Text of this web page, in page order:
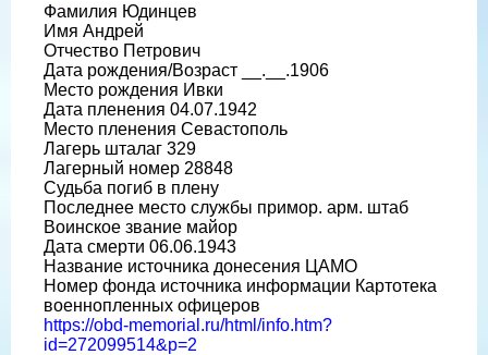
Фамилия Юдинцев
Имя Андрей
Отчество Петрович
Дата рождения/Возраст __.__.1906
Место рождения Ивки
Дата пленения 04.07.1942
Место пленения Севастополь
Лагерь шталаг 329
Лагерный номер 28848
Судьба погиб в плену
Последнее место службы примор. арм. штаб
Воинское звание майор
Дата смерти 06.06.1943
Название источника донесения ЦАМО
Номер фонда источника информации Картотека
военнопленных офицеров
https://obd-memorial.ru/html/info.htm?
id=272099514&p=2